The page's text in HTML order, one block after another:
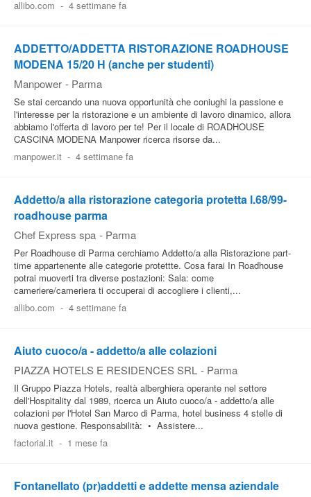
allibo.com - 4 settimane fa
ADDETTO/ADDETTA RISTORAZIONE ROADHOUSE
MODENA 15/20 H (anche per studenti)
Manpower - Parma
Se stai cercando una nuova opportunità che coniughi la passione e
l'interesse per la ristorazione e un ambiente di lavoro dinamico, allora
abbiamo l'offerta di lavoro per te! Per il locale di ROADHOUSE
CASCINA MODENA Manpower ricerca risorse da...
manpower.it - 4 settimane fa
Addetto/a alla ristorazione categoria protetta l.68/99-
roadhouse parma
Chef Express spa - Parma
Per Roadhouse di Parma cerchiamo Addetto/a alla Ristorazione part-
time appartenente alle categorie protettte. Cosa farai In Roadhouse
potrai muoverti tra diverse postazioni: Sala: come
cameriere/cameriera ti occuperai di accogliere i clienti,...
allibo.com - 4 settimane fa
Aiuto cuoco/a - addetto/a alle colazioni
PIAZZA HOTELS E RESIDENCES SRL - Parma
Il Gruppo Piazza Hotels, realtà alberghiera operante nel settore
dell'Hospitality dal 1989, ricerca un Aiuto cuoco/a - addetto/a alle
colazioni per l'Hotel San Marco di Parma, hotel business 4 stelle di
nuova gestione. Responsabilità: • Assistere...
factorial.it - 1 mese fa
Fontanellato (pr)addetti e addette mensa aziendale